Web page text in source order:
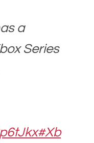
a
Series
#Xb